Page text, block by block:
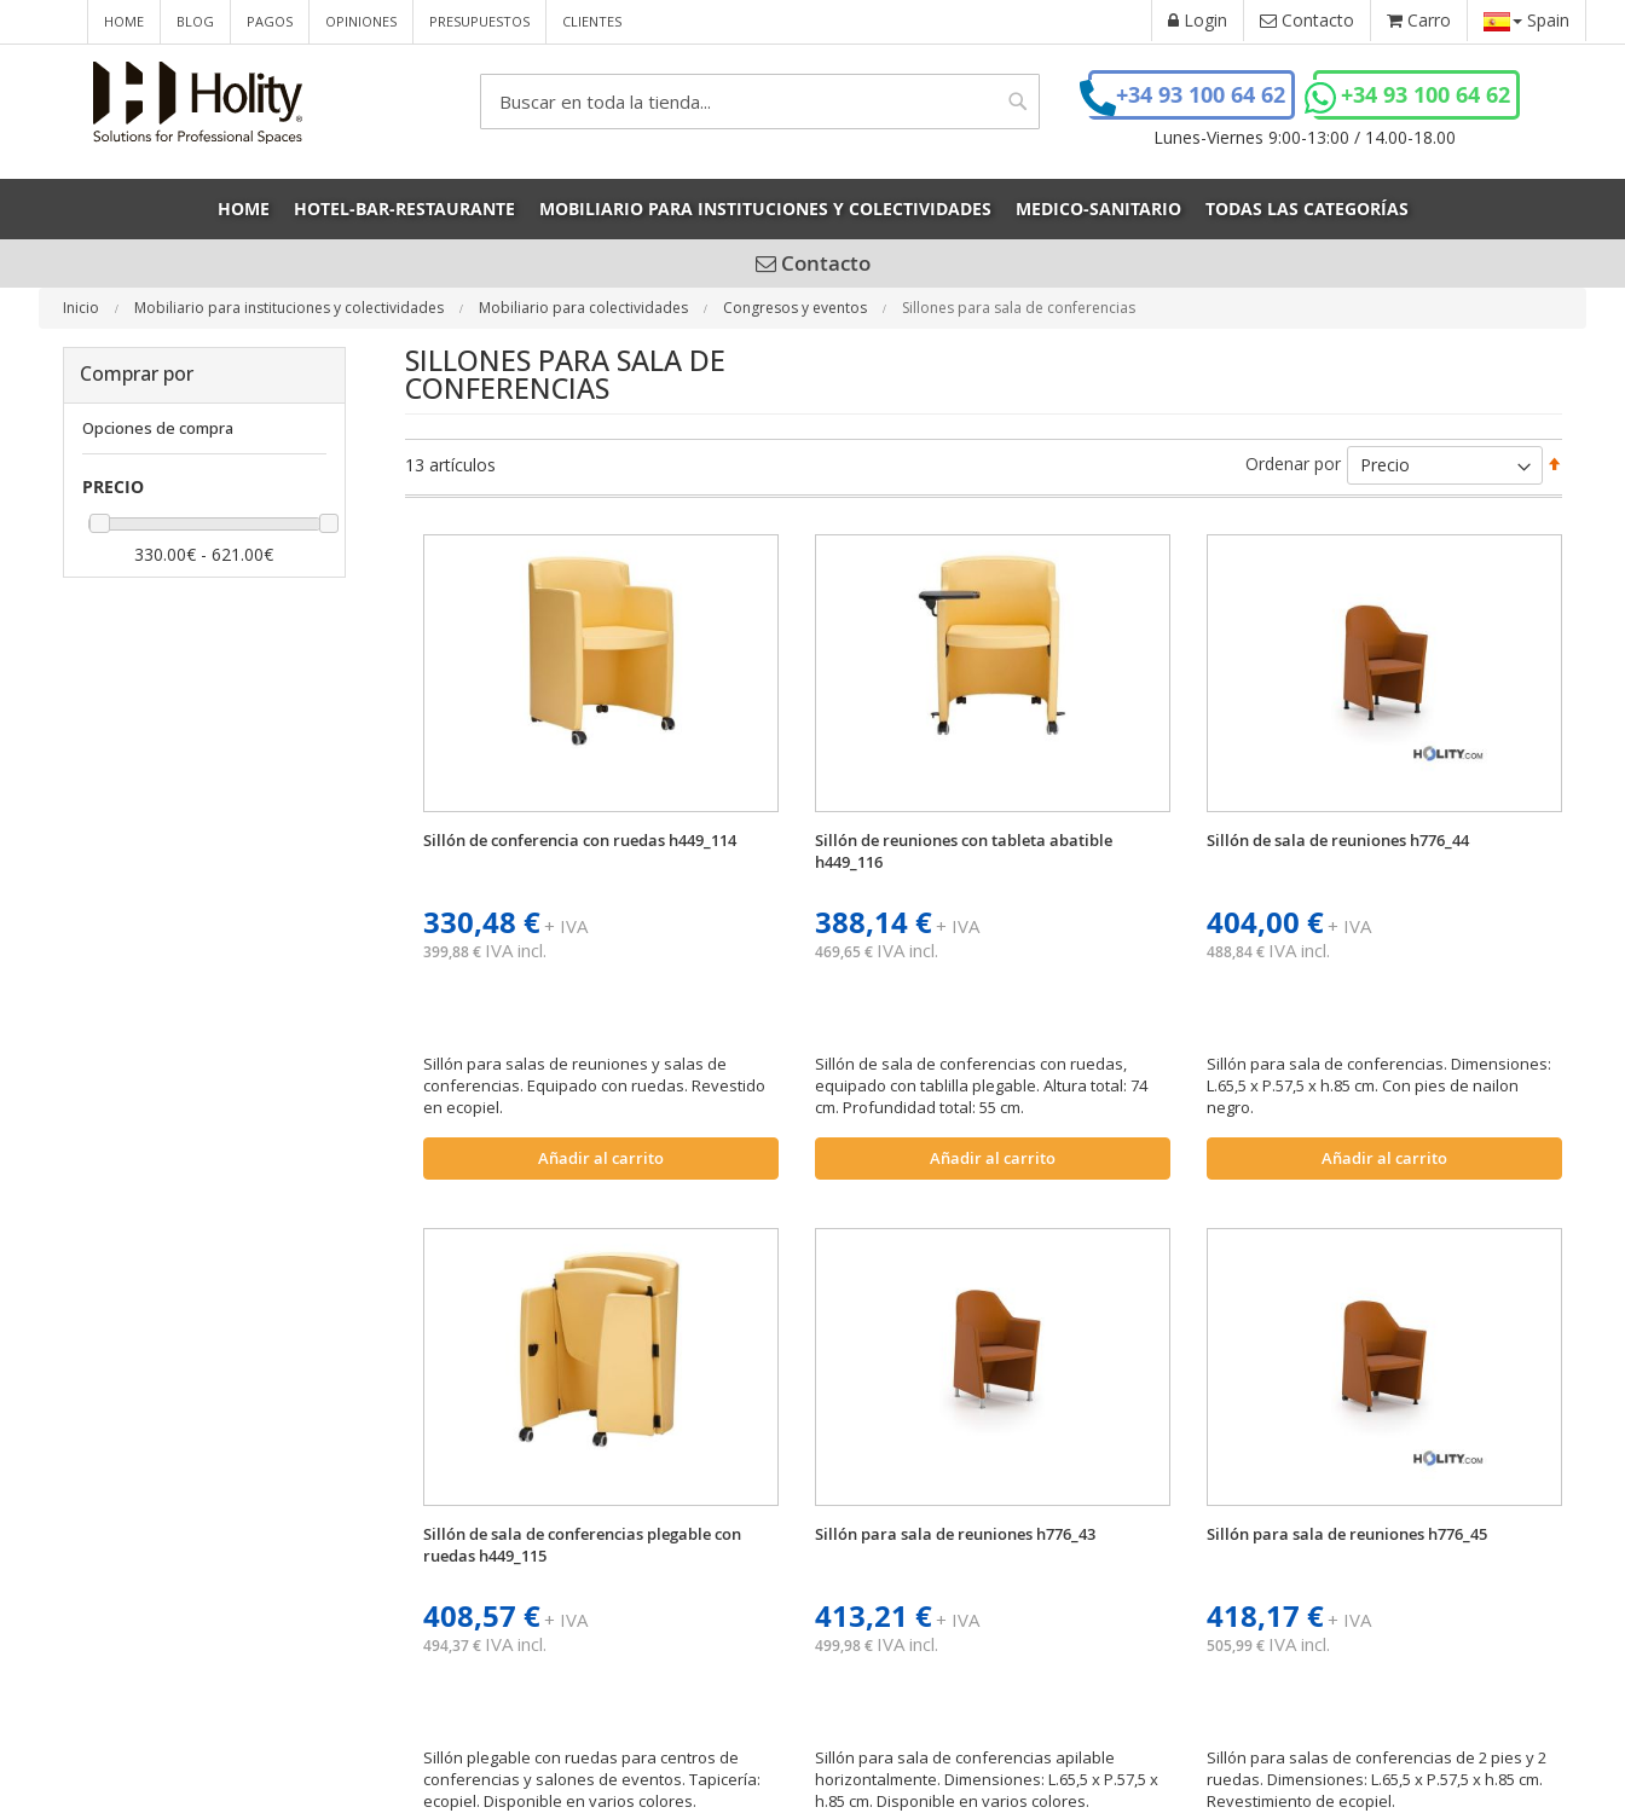
HOME BLOG PAGOS OPINIONES PRESUPUESTOS CLIENTES Login Contacto Carro Spain
Search
Search
+34 93 100 64 62 +34 93 100 64 62
Lunes-Viernes 9:00-13:00 / 14.00-18.00
HOME HOTEL-BAR-RESTAURANTE MOBILIARIO PARA INSTITUCIONES Y COLECTIVIDADES MEDICO-SANITARIO TODAS LAS CATEGORÍAS
Contacto
Inicio Mobiliario para instituciones y colectividades Mobiliario para colectividades Congresos y eventos Sillones para sala de conferencias
SILLONES PARA SALA DE
CONFERENCIAS
13 artículos Ordenar por
Sillón de conferencia con ruedas h449_114
330,48 €+ IVA
399,88 € IVA incl.
Sillón para salas de reuniones y salas de
conferencias. Equipado con ruedas. Revestido
en ecopiel.
Añadir al carrito
Sillón de reuniones con tableta abatible
h449_116
388,14 €+ IVA
469,65 € IVA incl.
Sillón de sala de conferencias con ruedas,
equipado con tablilla plegable. Altura total: 74
cm. Profundidad total: 55 cm.
Añadir al carrito
Sillón de sala de reuniones h776_44
404,00 €+ IVA
488,84 € IVA incl.
Sillón para sala de conferencias. Dimensiones:
L.65,5 x P.57,5 x h.85 cm. Con pies de nailon
negro.
Añadir al carrito
Sillón de sala de conferencias plegable con
ruedas h449_115
408,57 €+ IVA
494,37 € IVA incl.
Sillón plegable con ruedas para centros de
conferencias y salones de eventos. Tapicería:
ecopiel. Disponible en varios colores.
Sillón para sala de reuniones h776_43
413,21 €+ IVA
499,98 € IVA incl.
Sillón para sala de conferencias apilable
horizontalmente. Dimensiones: L.65,5 x P.57,5 x
h.85 cm. Disponible en varios colores.
Sillón para sala de reuniones h776_45
418,17 €+ IVA
505,99 € IVA incl.
Sillón para salas de conferencias de 2 pies y 2
ruedas. Dimensiones: L.65,5 x P.57,5 x h.85 cm.
Revestimiento de ecopiel.
Comprar por
Opciones de compra
PRECIO
330.00€ - 621.00€